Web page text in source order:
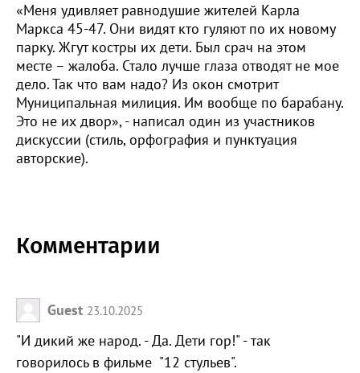
«Меня удивляет равнодушие жителей Карла
Маркса 45-47. Они видят кто гуляют по их новому
парку. Жгут костры их дети. Был срач на этом
месте – жалоба. Стало лучше глаза отводят не мое
дело. Так что вам надо? Из окон смотрит
Муниципальная милиция. Им вообще по барабану.
Это не их двор», - написал один из участников
дискуссии (стиль, орфография и пунктуация
авторские).
Комментарии
Guest 23.10.2025
"И дикий же народ. - Да. Дети гор!" - так
говорилось в фильме "12 стульев".